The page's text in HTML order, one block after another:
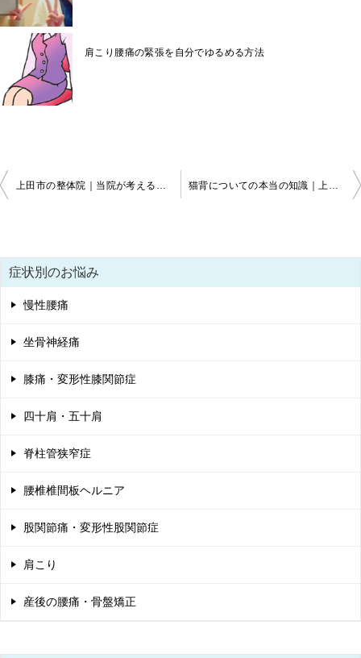
肩こり腰痛の緊張を自分でゆるめる方法
投
ビ
ゲ
ー
シ
症状別のお悩み
慢性腰痛
坐骨神経痛
膝痛・変形性膝関節症
四十肩・五十肩
脊柱管狭窄症
腰椎椎間板ヘルニア
股関節痛・変形性股関節症
肩こり
産後の腰痛・骨盤矯正